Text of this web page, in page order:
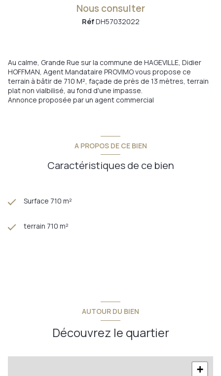
Nous consulter
RéfDH57032022
Au calme, Grande Rue sur la commune de HAGEVILLE, Didier
HOFFMAN, Agent Mandataire PROVIMO vous propose ce
terrain à bâtir de 710 M², façade de près de 13 mètres, terrain
plat non vialbilisé, au fond d'une impasse.
Annonce proposée par un agent commercial
A PROPOS DE CE BIEN
Caractéristiques de ce bien
Surface 710 m²
terrain 710 m²
AUTOUR DU BIEN
Découvrez le quartier
+